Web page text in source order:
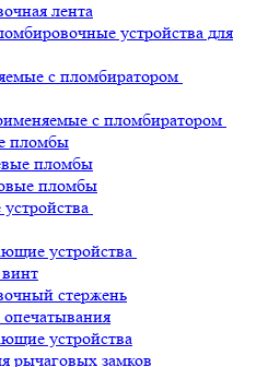
лента
устройства для
с пломбиратором
с пломбиратором
пломбы
пломбы
пломбы
устройства
стержень
опечатывания
устройства
рычаговых замков